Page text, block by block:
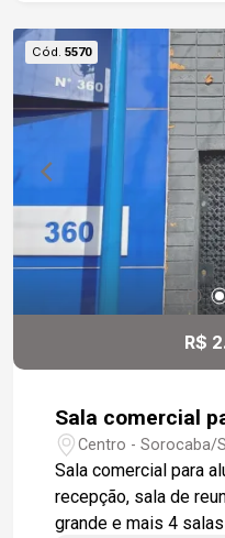
Cód. 5570
R$
Sala comercial
Centro - Sorocaba/
Sala comercial para
recepção, sala de
grande e mais 4